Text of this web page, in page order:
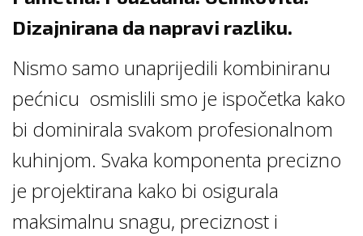
Dizajnirana da napravi razliku.
Nismo samo unaprijedili kombiniranu
pećnicu osmislili smo je ispočetka kako
bi dominirala svakom profesionalnom
kuhinjom. Svaka komponenta precizno
je projektirana kako bi osigurala
maksimalnu snagu, preciznost i